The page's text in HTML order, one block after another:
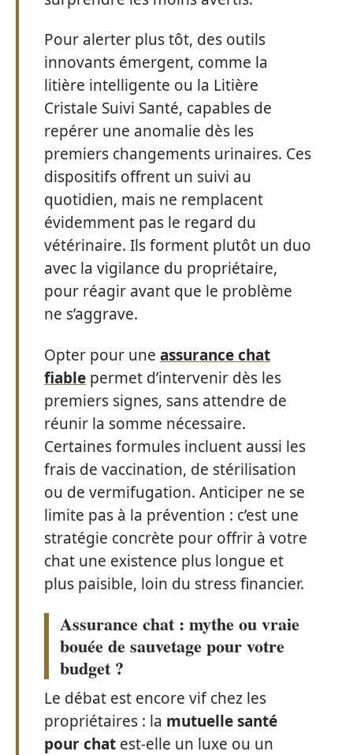
Pour alerter plus tôt, des outils
innovants émergent, comme la
litière intelligente ou la Litière
Cristale Suivi Santé, capables de
repérer une anomalie dès les
premiers changements urinaires. Ces
dispositifs offrent un suivi au
quotidien, mais ne remplacent
évidemment pas le regard du
vétérinaire. Ils forment plutôt un duo
avec la vigilance du propriétaire,
pour réagir avant que le problème
ne s’aggrave.
Opter pour une assurance chat
fiable permet d’intervenir dès les
premiers signes, sans attendre de
réunir la somme nécessaire.
Certaines formules incluent aussi les
frais de vaccination, de stérilisation
ou de vermifugation. Anticiper ne se
limite pas à la prévention : c’est une
stratégie concrète pour offrir à votre
chat une existence plus longue et
plus paisible, loin du stress financier.
Assurance chat : mythe ou vraie
bouée de sauvetage pour votre
budget ?
Le débat est encore vif chez les
propriétaires : la mutuelle santé
pour chat est-elle un luxe ou un